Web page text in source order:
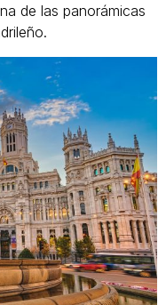
de las panorámicas